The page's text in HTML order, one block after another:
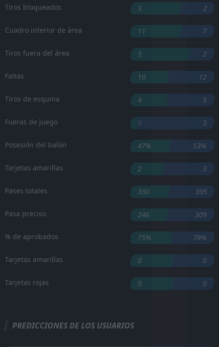
Tiros bloqueados 3 2
Cuadro interior de área 11 7
Tiros fuera del área 5 2
Faltas 10 12
Tiros de esquina 4 5
Fueras de juego 0 3
Posesión del balón 47% 53%
Tarjetas amarillas 2 3
Pases totales 330 395
Pasa preciso 246 309
% de aprobados 75% 78%
Tarjetas amarillas 0 0
Tarjetas rojas 0 0
PREDICCIONES DE LOS USUARIOS